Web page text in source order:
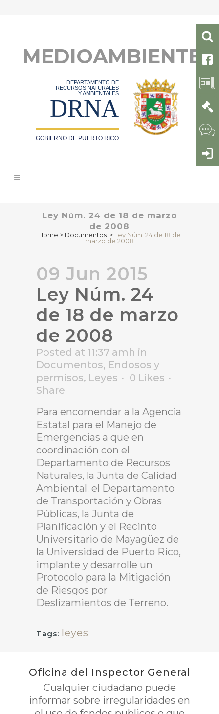
MEDIOAMBIENTE
DEPARTAMENTO DE
RECURSOS NATURALES
Y AMBIENTALES
DRNA
GOBIERNO DE PUERTO RICO
Ley Núm. 24 de 18 de marzo
de 2008
Home > Documentos > Ley Núm. 24 de 18 de
marzo de 2008
09 Jun 2015
Ley Núm. 24
de 18 de marzo
de 2008
Posted at 11:37 amh in
Documentos, Endosos y
permisos, Leyes 0 Likes
Share
Para encomendar a la Agencia
Estatal para el Manejo de
Emergencias a que en
coordinación con el
Departamento de Recursos
Naturales, la Junta de Calidad
Ambiental, el Departamento
de Transportación y Obras
Públicas, la Junta de
Planificación y el Recinto
Universitario de Mayagüez de
la Universidad de Puerto Rico,
implante y desarrolle un
Protocolo para la Mitigación
de Riesgos por
Deslizamientos de Terreno.
Tags: leyes
Oficina del Inspector General
Cualquier ciudadano puede
informar sobre irregularidades en